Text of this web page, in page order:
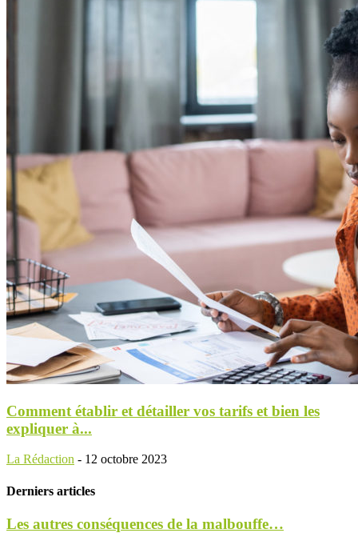
Comment établir et détailler vos tarifs et bien les
expliquer à...
La Rédaction - 12 octobre 2023
Derniers articles
Les autres conséquences de la malbouffe…